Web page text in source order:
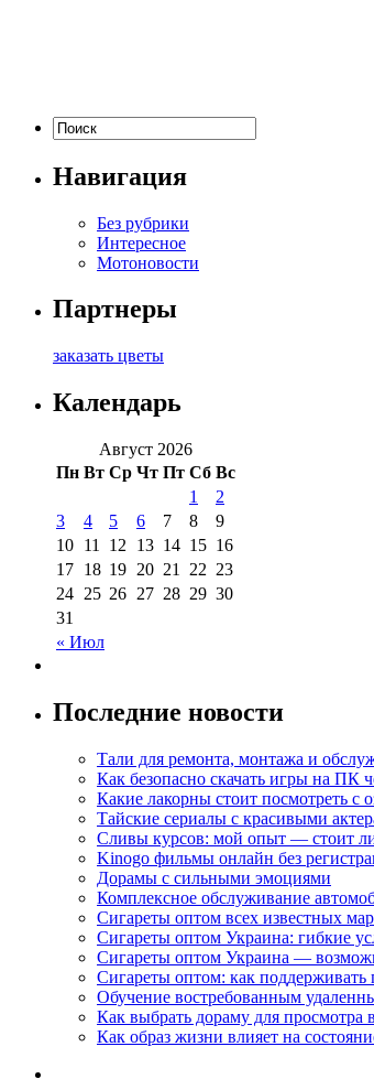
Навигация
Без рубрики
Интересное
Мотоновости
Партнеры
заказать цветы
Календарь
Август 2026
Пн Вт Ср Чт Пт Сб Вс
« Июл
1
2
3
4 5 6 7 8
9
10 11 12 13 14 15 16
17 18 19 20 21 22 23
24 25 26 27 28 29 30
31
Последние новости
Тали для ремонта, монтажа и
Как безопасно скачать игры на ПК
Какие лакорны стоит посмотреть с
Тайские сериалы с красивыми
Сливы курсов: мой опыт — стоит ли
Kinogo фильмы онлайн без
Дорамы с сильными эмоциями
Комплексное обслуживание
Сигареты оптом всех известных
Сигареты оптом Украина: гибкие
Сигареты оптом Украина —
Сигареты оптом: как поддерживать
Обучение востребованным
Как выбрать дораму для просмотра
Как образ жизни влияет на